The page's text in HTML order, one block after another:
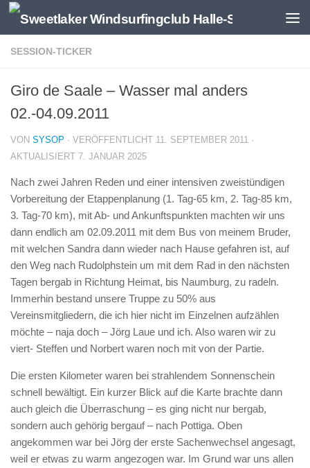
Zum Inhalt springen
SESSION-TICKER
Giro de Saale – Wasser mal anders
02.-04.09.2011
VON SYSOP · VERÖFFENTLICHT 11. SEPTEMBER 2011 ·
AKTUALISIERT 7. JANUAR 2025
Nach zwei Jahren Reden und einer intensiven zweistündigen
Vorbereitung der Etappenplanung (1. Tag-65 km, 2. Tag-85 km,
3. Tag-70 km), mit Ab- und Ankunftspunkten machten wir uns
dann endlich am 02.09.2011 mit dem Bus von meinem Bruder,
mit welchen Sandra dann wieder nach Hause gefahren ist, auf
den Weg nach Rudolphstein um mit dem Rad in den nächsten
Tagen bergab in Richtung Heimat, bis Naumburg, zu radeln.
Immerhin bestand unsere Truppe zu 50% aus
Vereinsmitgliedern, die ich hier nicht im Einzelnen aufzählen
möchte – naja doch – Jörg Laue und ich. Also waren wir zu
viert- Steffen und Norbert waren noch mit von der Partie.
Die ersten Kilometer waren bei strahlendem Sonnenschein
schnell bewältigt. Ein kurzer Blick auf die Karte brachte dann
auch gleich die Überraschung – es ging nicht nur bergab,
sondern auch gehörig bergauf – nach Pottiga. Oben
angekommen war bei Jörg der erste Sachenwechsel angesagt,
weil er etwas zu warm angezogen war. Im Grund war uns allen